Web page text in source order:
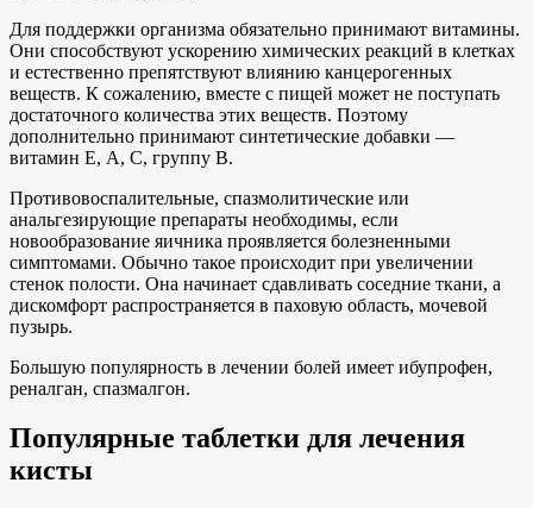
Для поддержки организма обязательно принимают витамины.
Они способствуют ускорению химических реакций в клетках
и естественно препятствуют влиянию канцерогенных
веществ. К сожалению, вместе с пищей может не поступать
достаточного количества этих веществ. Поэтому
дополнительно принимают синтетические добавки —
витамин Е, А, С, группу В.
Противовоспалительные, спазмолитические или
анальгезирующие препараты необходимы, если
новообразование яичника проявляется болезненными
симптомами. Обычно такое происходит при увеличении
стенок полости. Она начинает сдавливать соседние ткани, а
дискомфорт распространяется в паховую область, мочевой
пузырь.
Большую популярность в лечении болей имеет ибупрофен,
реналган, спазмалгон.
Популярные таблетки для лечения
кисты